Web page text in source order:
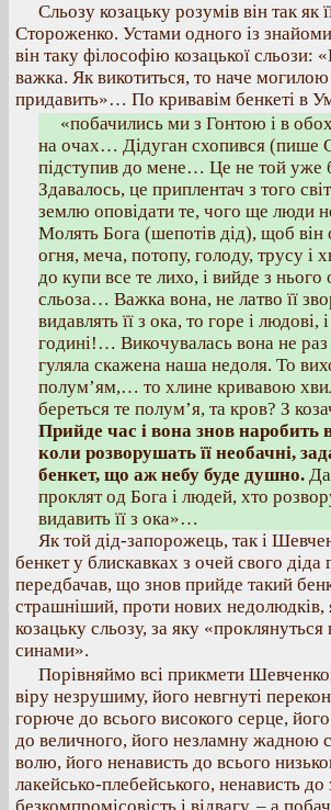
Сльозу козацьку розумів він так як
Стороженко. Устами одного із
він таку філософію козацької сльози:
важка. Як викотиться, то наче могилою
придавить»… По кривавім бенкеті в
«побачились ми з Гонтою і в
на очах… Дідуган схопився (пише
підступив до мене… Це не той уже
Здавалось, це приплентач з того
землю оповідати те, чого ще люди
Молять Бога (шепотів дід), щоб він
огня, меча, потопу, голоду, трусу
до купи все те лихо, і вийде з нього
сльоза… Важка вона, не латво її
видавлять її з ока, то горе і людові, і
годині!… Викочувалась вона не
гуляла скажена наша недоля. То
полум’ям,… то хлине кривавою
береться те полум’я, та кров? З
Прийде час і вона знов наробить
коли розворушать її необачні,
бенкет, що аж небу буде душно. Да
проклят од Бога і людей, хто
видавить її з ока»…
Як той дід-запорожець, так і
бенкет у блискавках з очей свого діда
передбачав, що знов прийде такий
страшніший, проти нових недолюдків,
козацьку сльозу, за яку «проклянуться
синами».
Порівняймо всі прикмети
віру незрушиму, його невгнуті
горюче до всього високого серце,
до величного, його незламну жадною
волю, його ненависть до всього
лакейсько-плебейського, ненависть до